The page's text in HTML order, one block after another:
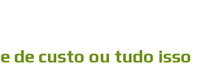
de custo ou tudo isso